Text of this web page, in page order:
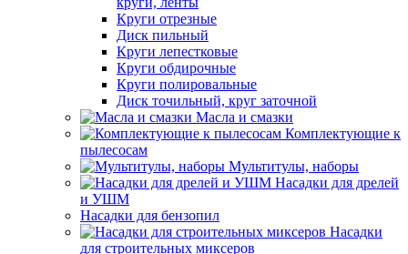
Круги отрезные
Диск пильный
Круги лепестковые
Круги обдирочные
Круги полировальные
Диск точильный, круг заточной
Масла и смазки
Комплектующие к
пылесосам
Мультитулы, наборы
Насадки для дрелей
и УШМ
Насадки для бензопил
Насадки
для строительных миксеров